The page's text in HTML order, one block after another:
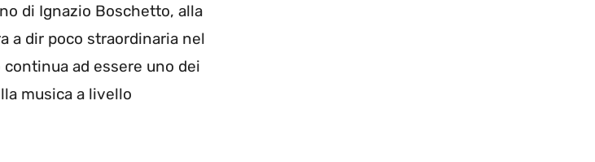
di Ignazio Boschetto, alla
a dir poco straordinaria nel
ad essere uno dei
musica a livello